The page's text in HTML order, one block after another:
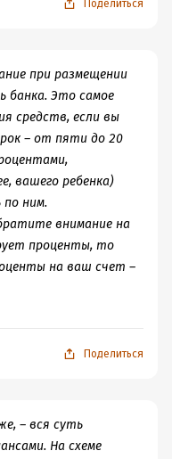
Поделиться
при размещении
банка. Это самое
средств, если вы
– от пяти до 20
вашего ребенка)
по ним.
внимание на
проценты, то
на ваш счет –
на свой счетПоделиться
– вся суть
На схеме